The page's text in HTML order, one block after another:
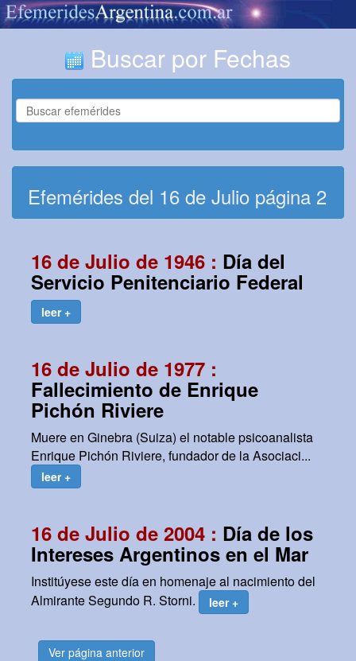
Buscar por Fechas
Efemérides del 16 de Julio página 2
16 de Julio de 1946 : Día del
Servicio Penitenciario Federal
leer +
16 de Julio de 1977 :
Fallecimiento de Enrique
Pichón Riviere
Muere en Ginebra (Suiza) el notable psicoanalista
Enrique Pichón Riviere, fundador de la Asociaci...
leer +
16 de Julio de 2004 : Día de los
Intereses Argentinos en el Mar
Institúyese este día en homenaje al nacimiento del
Almirante Segundo R. Storni.
leer +
Ver página anterior